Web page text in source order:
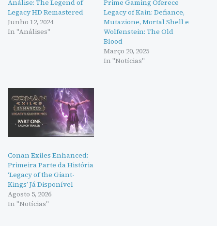
Análise: The Legend of
Legacy HD Remastered
Junho 12, 2024
In "Análises"
Prime Gaming Oferece
Legacy of Kain: Defiance,
Mutazione, Mortal Shell e
Wolfenstein: The Old
Blood
Março 20, 2025
In "Notícias"
Conan Exiles Enhanced:
Primeira Parte da História
‘Legacy of the Giant-
Kings’ Já Disponível
Agosto 5, 2026
In "Notícias"